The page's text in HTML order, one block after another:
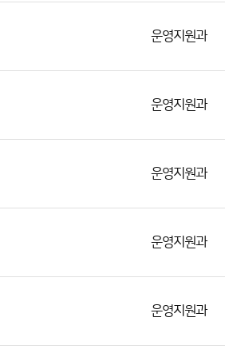
운영지원과
운영지원과
운영지원과
운영지원과
운영지원과